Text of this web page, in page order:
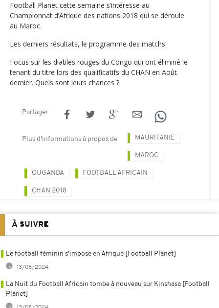
Football Planet cette semaine s’intéresse au
Championnat d’Afrique des nations 2018 qui se déroule
au Maroc.
Les derniers résultats, le programme des matchs.
Focus sur les diables rouges du Congo qui ont éliminé le
tenant du titre lors des qualificatifs du CHAN en Août
dernier. Quels sont leurs chances ?
Partager
Plus d'informations à propos de MAURITANIE
MAROC
OUGANDA FOOTBALL AFRICAIN
CHAN 2018
À SUIVRE
Le football féminin s'impose en Afrique [Football Planet]
13/08/2024
La Nuit du Football Africain tombe à nouveau sur Kinshasa [Football
Planet]